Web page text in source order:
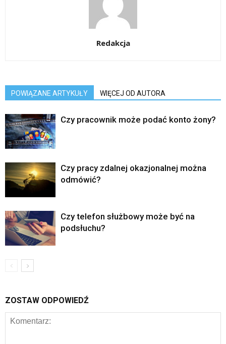
Redakcja
POWIĄZANE ARTYKUŁY WIĘCEJ OD AUTORA
Czy pracownik może podać konto żony?
Czy pracy zdalnej okazjonalnej można
odmówić?
Czy telefon służbowy może być na
podsłuchu?
ZOSTAW ODPOWIEDŹ